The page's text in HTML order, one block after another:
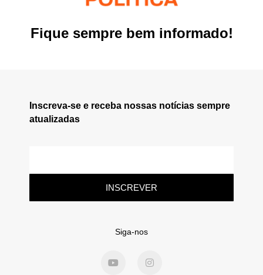
Fique sempre bem informado!
Inscreva-se e receba nossas notícias sempre
atualizadas
INSCREVER
Siga-nos